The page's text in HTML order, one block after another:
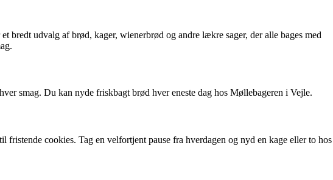
bredt udvalg af brød, kager, wienerbrød og andre lækre sager, der alle bages med
smag. Du kan nyde friskbagt brød hver eneste dag hos Møllebageren i Vejle.
cookies. Tag en velfortjent pause fra hverdagen og nyd en kage eller to hos